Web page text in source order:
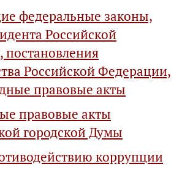
федеральные законы,
Российской
Российской Федерации,
правовые акты
правовые акты
городской Думы
коррупции